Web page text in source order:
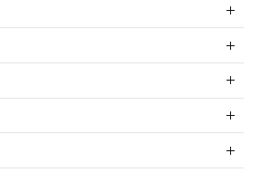
客が喜ぶような和風な装飾、葛飾北斎の
/赤富士の暖伩に加え、
など和洋折衷織り混ざったデザイン装飾
間の運営実績と、ゴールドゲストチョイス
評価51件/
る施設となり、今後の集客収益もさなが
十分に集客収益が見込
ります。
東京都杉並区天沼
荻窪駅徒歩
5分以内
1室
52㎡
2LDK
鉄骨造
4階